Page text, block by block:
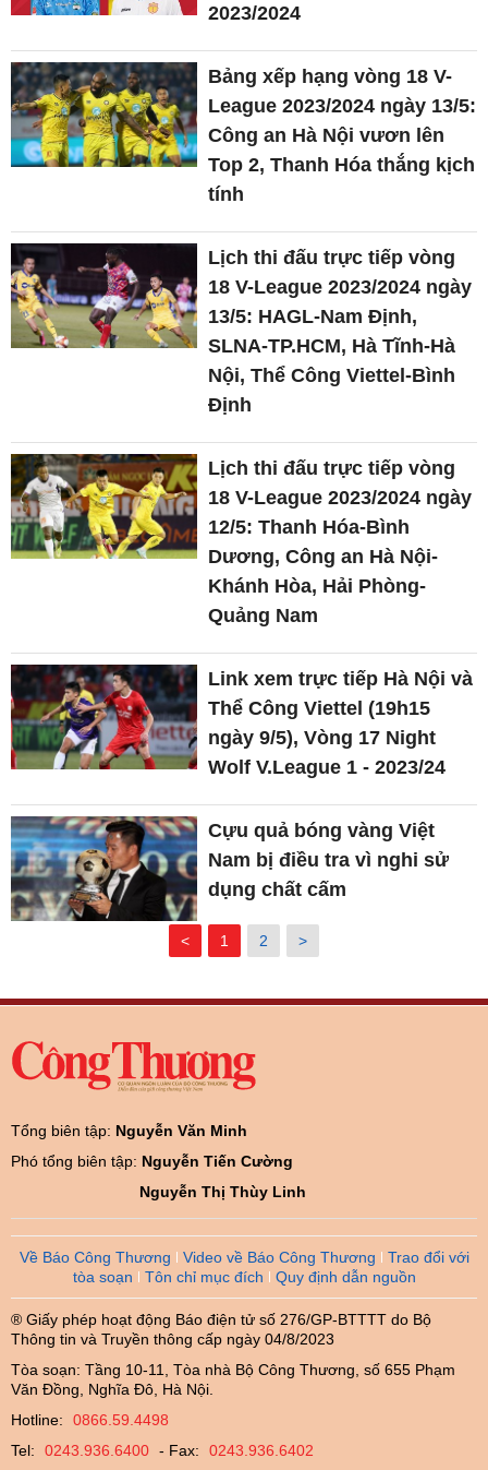
2023/2024
Bảng xếp hạng vòng 18 V-
League 2023/2024 ngày 13/5:
Công an Hà Nội vươn lên
Top 2, Thanh Hóa thắng kịch
tính
Lịch thi đấu trực tiếp vòng
18 V-League 2023/2024 ngày
13/5: HAGL-Nam Định,
SLNA-TP.HCM, Hà Tĩnh-Hà
Nội, Thể Công Viettel-Bình
Định
Lịch thi đấu trực tiếp vòng
18 V-League 2023/2024 ngày
12/5: Thanh Hóa-Bình
Dương, Công an Hà Nội-
Khánh Hòa, Hải Phòng-
Quảng Nam
Link xem trực tiếp Hà Nội và
Thể Công Viettel (19h15
ngày 9/5), Vòng 17 Night
Wolf V.League 1 - 2023/24
Cựu quả bóng vàng Việt
Nam bị điều tra vì nghi sử
dụng chất cấm
< 1 2 >
Tổng biên tập: Nguyễn Văn Minh
Phó tổng biên tập: Nguyễn Tiến Cường
Nguyễn Thị Thùy Linh
Về Báo Công Thương Video về Báo Công Thương
Trao đổi với
tòa soạn
Tôn chỉ mục đích Quy định dẫn nguồn
® Giấy phép hoạt động Báo điện tử số 276/GP-BTTTT do Bộ
Thông tin và Truyền thông cấp ngày 04/8/2023
Tòa soạn: Tầng 10-11, Tòa nhà Bộ Công Thương, số 655 Phạm
Văn Đồng, Nghĩa Đô, Hà Nội.
Hotline:
0866.59.4498
Tel:
0243.936.6400 - Fax: 0243.936.6402